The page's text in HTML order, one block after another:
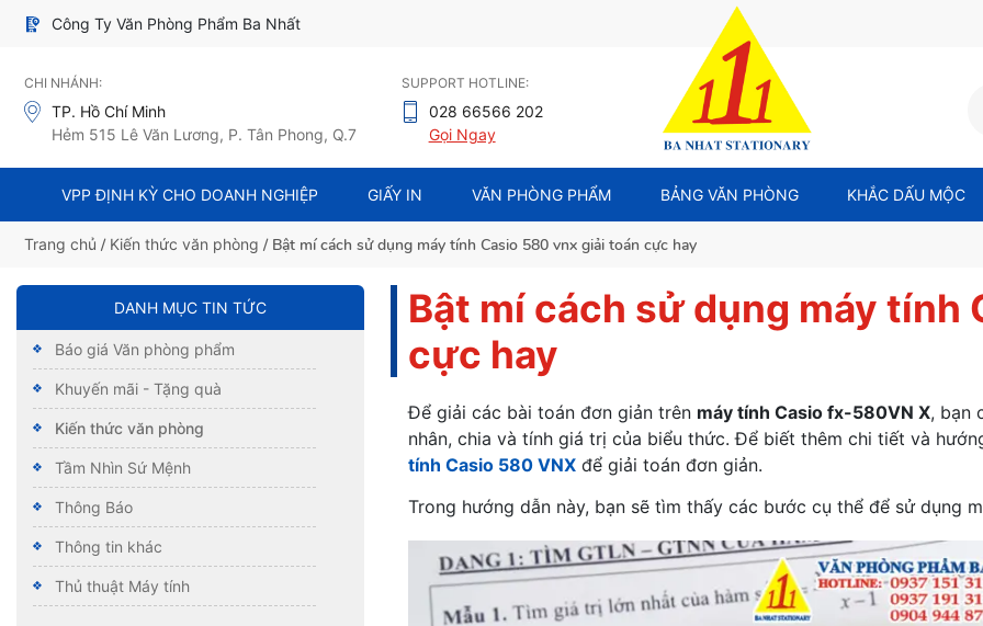
Công Ty Văn Phòng Phẩm Ba Nhất
CHI NHÁNH:
TP. Hồ Chí Minh
Hẻm 515 Lê Văn Lương, P. Tân Phong, Q.7
SUPPORT HOTLINE:
028 66566 202
Gọi Ngay
VPP ĐỊNH KỲ CHO DOANH NGHIỆP GIẤY IN VĂN PHÒNG PHẨM BẢNG VĂN PHÒNG KHẮC DẤU MỘC
Trang chủ / Kiến thức văn phòng / Bật mí cách sử dụng máy tính Casio 580 vnx giải toán cực hay
DANH MỤC TIN TỨC
Báo giá Văn phòng phẩm
Khuyến mãi - Tặng quà
Kiến thức văn phòng
Tầm Nhìn Sứ Mệnh
Thông Báo
Thông tin khác
Thủ thuật Máy tính
Bật mí cách sử dụng máy tính
cực hay
Để giải các bài toán đơn giản trên máy tính Casio fx-580VN X, bạn
nhân, chia và tính giá trị của biểu thức. Để biết thêm chi tiết và
tính Casio 580 VNXđể giải toán đơn giản.
Trong hướng dẫn này, bạn sẽ tìm thấy các bước cụ thể để sử dụng